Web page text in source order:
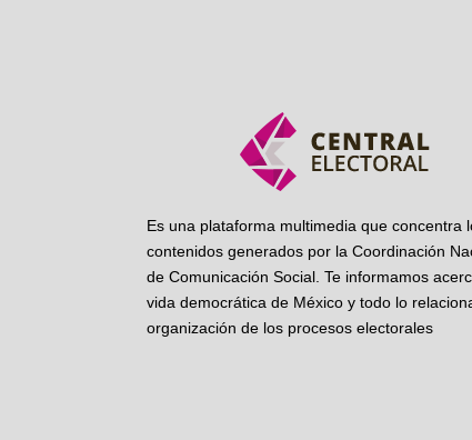
Es una plataforma multimedia que concentra
contenidos generados por la Coordinación
de Comunicación Social. Te informamos
vida democrática de México y todo lo
organización de los procesos electorales